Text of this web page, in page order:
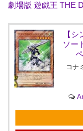
劇場版 遊戯王 THE
【
ソー
コナ